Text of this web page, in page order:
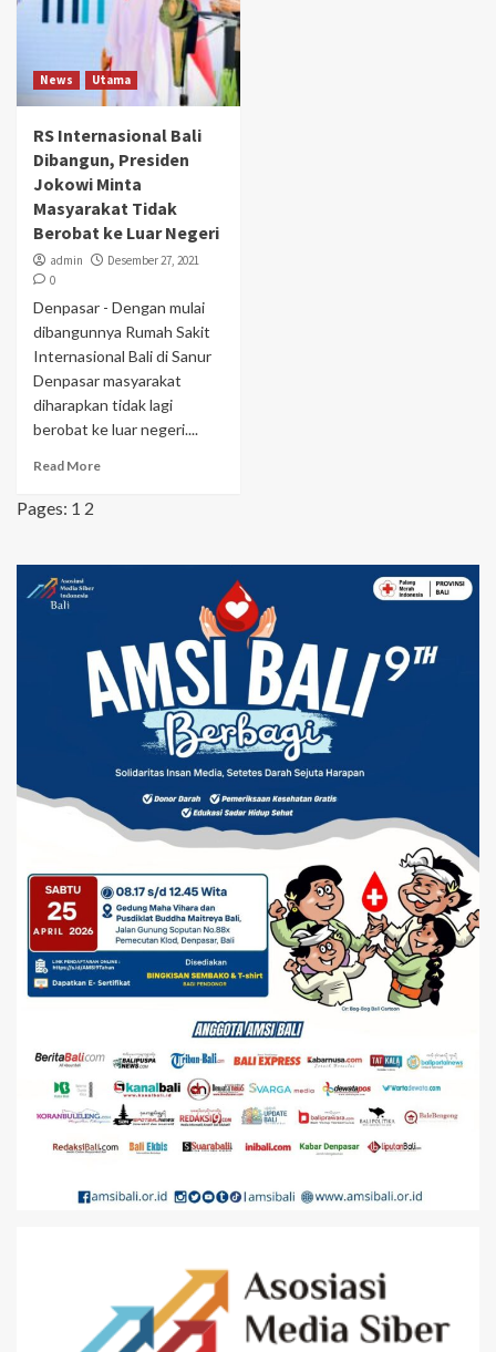
News Utama
RS Internasional Bali
Dibangun, Presiden
Jokowi Minta
Masyarakat Tidak
Berobat ke Luar Negeri
admin
Desember 27, 2021
0
Denpasar - Dengan mulai
dibangunnya Rumah Sakit
Internasional Bali di Sanur
Denpasar masyarakat
diharapkan tidak lagi
berobat ke luar negeri....
Read More
Pages: 1 2